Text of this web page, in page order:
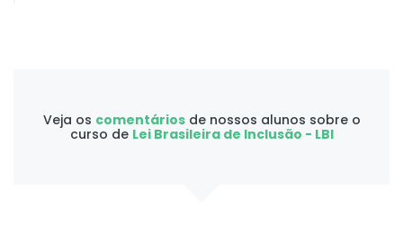
Veja os comentáriosde nossos alunos sobre o
curso de Lei Brasileira de Inclusão - LBI